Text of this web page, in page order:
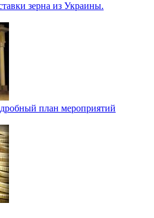
зерна из Украины.
план мероприятий